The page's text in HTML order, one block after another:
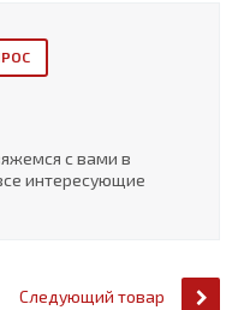
с вами в
интересующие
Следующий товар